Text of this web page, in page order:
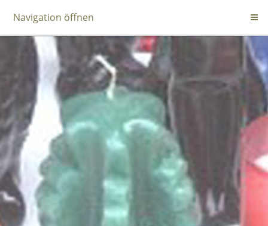
Navigation öffnen